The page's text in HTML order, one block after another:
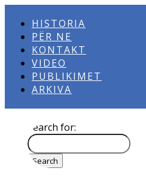
HISTORIA
PËR NE
KONTAKT
VIDEO
PUBLIKIMET
ARKIVA
Search for: